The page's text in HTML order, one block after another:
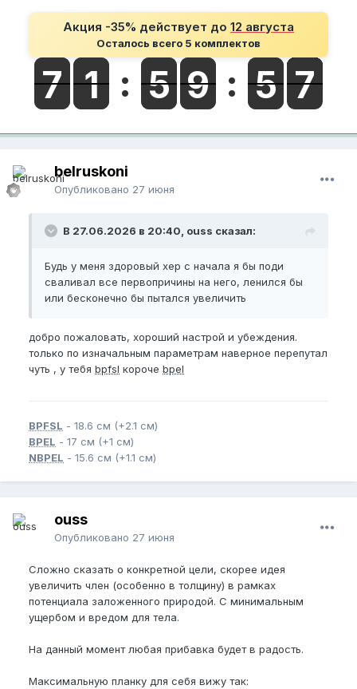
Акция -35% действует до 12 августа
Осталось всего 5 комплектов
belruskoni
Опубликовано 27 июня
В 27.06.2026 в 20:40, ouss сказал:
Будь у меня здоровый хер с начала я бы поди
сваливал все первопричины на него, ленился бы
или бесконечно бы пытался увеличить
добро пожаловать, хороший настрой и убеждения.
только по изначальным параметрам наверное перепутал
чуть , у тебя bpfsl короче bpel
BPFSL - 18.6 см (+2.1 см)
BPEL - 17 см (+1 см)
NBPEL - 15.6 см (+1.1 см)
ouss
Опубликовано 27 июня
Сложно сказать о конкретной цели, скорее идея
увеличить член (особенно в толщину) в рамках
потенциала заложенного природой. С минимальным
ущербом и вредом для тела.
На данный момент любая прибавка будет в радость.
Максимальную планку для себя вижу так: